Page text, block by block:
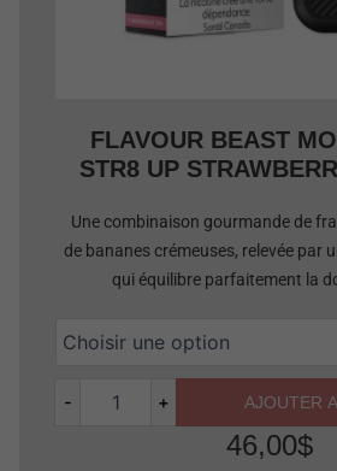
FLAVOUR BEAST
STR8 UP
Une combinaison gourmande de
de bananes crémeuses, relevée par
qui équilibre parfaitement la
- + AJOUTER
46,00$